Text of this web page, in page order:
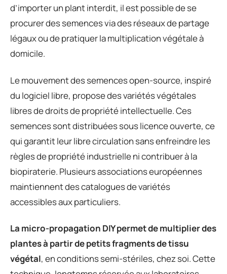
d’importer un plant interdit, il est possible de se
procurer des semences via des réseaux de partage
légaux ou de pratiquer la multiplication végétale à
domicile.
Le mouvement des semences open-source, inspiré
du logiciel libre, propose des variétés végétales
libres de droits de propriété intellectuelle. Ces
semences sont distribuées sous licence ouverte, ce
qui garantit leur libre circulation sans enfreindre les
règles de propriété industrielle ni contribuer à la
biopiraterie. Plusieurs associations européennes
maintiennent des catalogues de variétés
accessibles aux particuliers.
La micro-propagation DIY permet de multiplier des
plantes à partir de petits fragments de tissu
végétal, en conditions semi-stériles, chez soi. Cette